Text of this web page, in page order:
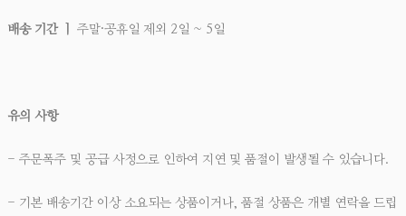
배송 기간 ㅣ 주말·공휴일 제외 2일 ~ 5일
유의 사항
- 주문폭주 및 공급 사정으로 인하여 지연 및 품절이 발생될 수 있습니다.
- 기본 배송기간 이상 소요되는 상품이거나, 품절 상품은 개별 연락을 드립